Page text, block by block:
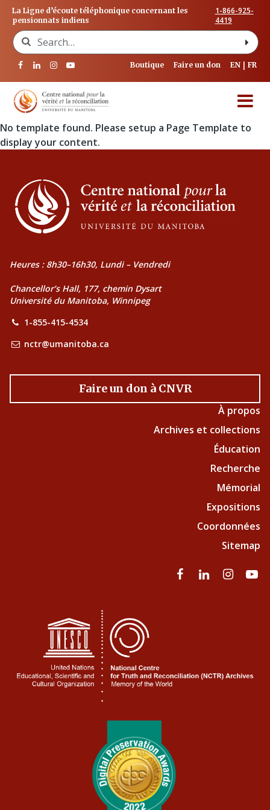
La Ligne d’écoute téléphonique concernant les
pensionnats indiens
1-866-925-
4419
Search for:
Boutique Faire un don EN FR
No template found. Please setup a Page Template to
display your content.
Heures : 8h30–16h30, Lundi – Vendredi
Chancellor’s Hall, 177, chemin Dysart
Université du Manitoba, Winnipeg
1-855-415-4534
nctr@umanitoba.ca
Faire un don à CNVR
À propos
Archives et collections
Éducation
Recherche
Mémorial
Expositions
Coordonnées
Sitemap